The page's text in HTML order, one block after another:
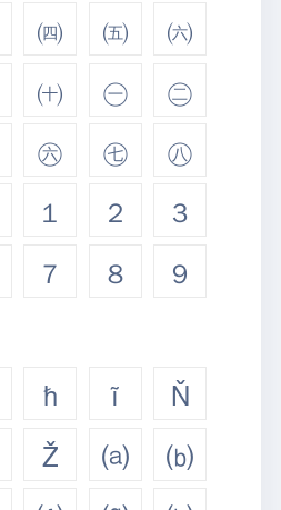
㈣ ㈤
㈥
㈩ ㊀
㊁
㊅ ㊆
㊇
１ ２
３
７ ８ ９
ħ ĩ
Ň
Ž ⒜
⒝